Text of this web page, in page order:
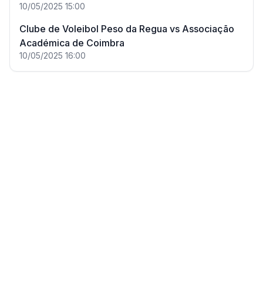
10/05/2025 15:00
Clube de Voleibol Peso da Regua vs Associação
Académica de Coimbra
10/05/2025 16:00